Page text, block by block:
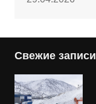
Свежие записи